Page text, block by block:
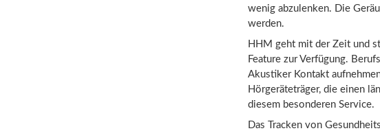
wenig abzulenken. Die
werden.
HHM geht mit der Zeit und
Feature zur Verfügung.
Akustiker Kontakt
Hörgeräteträger, die einen
diesem besonderen Service.
Das Tracken von